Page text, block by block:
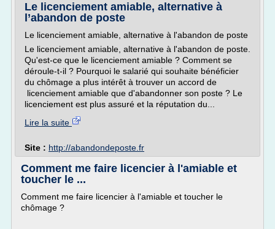
Le licenciement amiable, alternative à
l’abandon de poste
Le licenciement amiable, alternative à l'abandon de poste
Le licenciement amiable, alternative à l'abandon de poste.
Qu'est-ce que le licenciement amiable ? Comment se
déroule-t-il ? Pourquoi le salarié qui souhaite bénéficier
du chômage a plus intérêt à trouver un accord de
licenciement amiable que d'abandonner son poste ? Le
licenciement est plus assuré et la réputation du...
Lire la suite
Site : http://abandondeposte.fr
Comment me faire licencier à l'amiable et
toucher le ...
Comment me faire licencier à l'amiable et toucher le
chômage ?